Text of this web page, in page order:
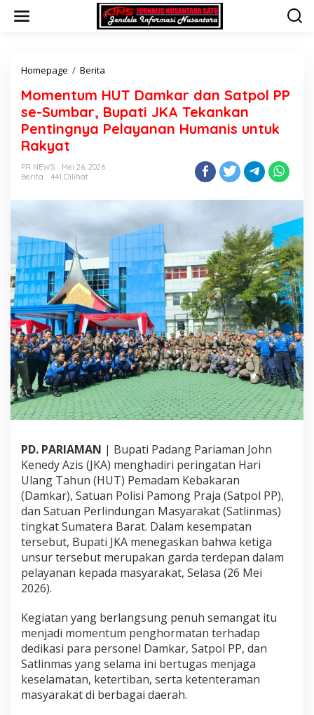
Homepage / Berita
m
e
n
t
a
a
r
d
a
n
S
a
t
p
o
l
P
P
s
-
S
u
m
b
a
r
,
B
u
p
J
K
A
T
e
a
Momentum HUT Damkar dan Satpol PP
se-Sumbar, Bupati JKA Tekankan
Pentingnya Pelayanan Humanis untuk
Rakyat
PR NEWS
Mei 26, 2026
Berita
441 Dilihat
PD. PARIAMAN | Bupati Padang Pariaman John
Kenedy Azis (JKA) menghadiri peringatan Hari
Ulang Tahun (HUT) Pemadam Kebakaran
(Damkar), Satuan Polisi Pamong Praja (Satpol PP),
dan Satuan Perlindungan Masyarakat (Satlinmas)
tingkat Sumatera Barat. Dalam kesempatan
tersebut, Bupati JKA menegaskan bahwa ketiga
unsur tersebut merupakan garda terdepan dalam
pelayanan kepada masyarakat, Selasa (26 Mei
2026).
Kegiatan yang berlangsung penuh semangat itu
menjadi momentum penghormatan terhadap
dedikasi para personel Damkar, Satpol PP, dan
Satlinmas yang selama ini bertugas menjaga
keselamatan, ketertiban, serta ketenteraman
masyarakat di berbagai daerah.